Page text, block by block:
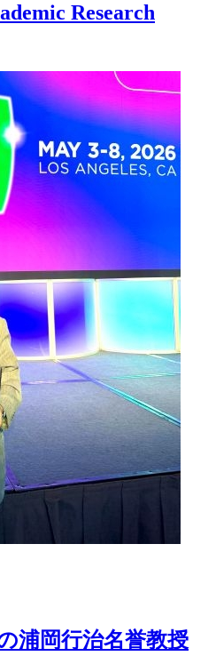
Research
浦岡行治名誉教授